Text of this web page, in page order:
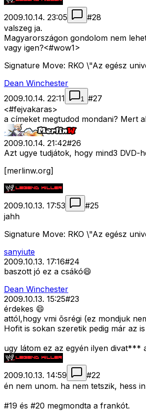
2009.10.14. 23:05 #28
valszeg ja.
Magyarországon gondolom nem
vagy igen?<#wow1>
Signature Move: RKO \"Az egész
Dean Winchester
2009.10.14. 22:11
1 #27
<#fejvakaras>
a címeket megtudod mondani? Mert
2009.10.14. 21:42#26
Azt ugye tudjátok, hogy mind3 DVD-
[merlinw.org]
2009.10.13. 17:53 #25
jahh
Signature Move: RKO \"Az egész
sanyiute
2009.10.13. 17:16#24
baszott jó ez a csákó😄
Dean Winchester
2009.10.13. 15:25#23
érdekes 😄
attól,hogy vmi õsrégi (ez mondjuk
Hofit is sokan szeretik pedig már az
ugy látom ez az egyén ilyen divat***
2009.10.13. 14:59 #22
én nem unom. ha nem tetszik, hess
#19 és #20 megmondta a frankót.